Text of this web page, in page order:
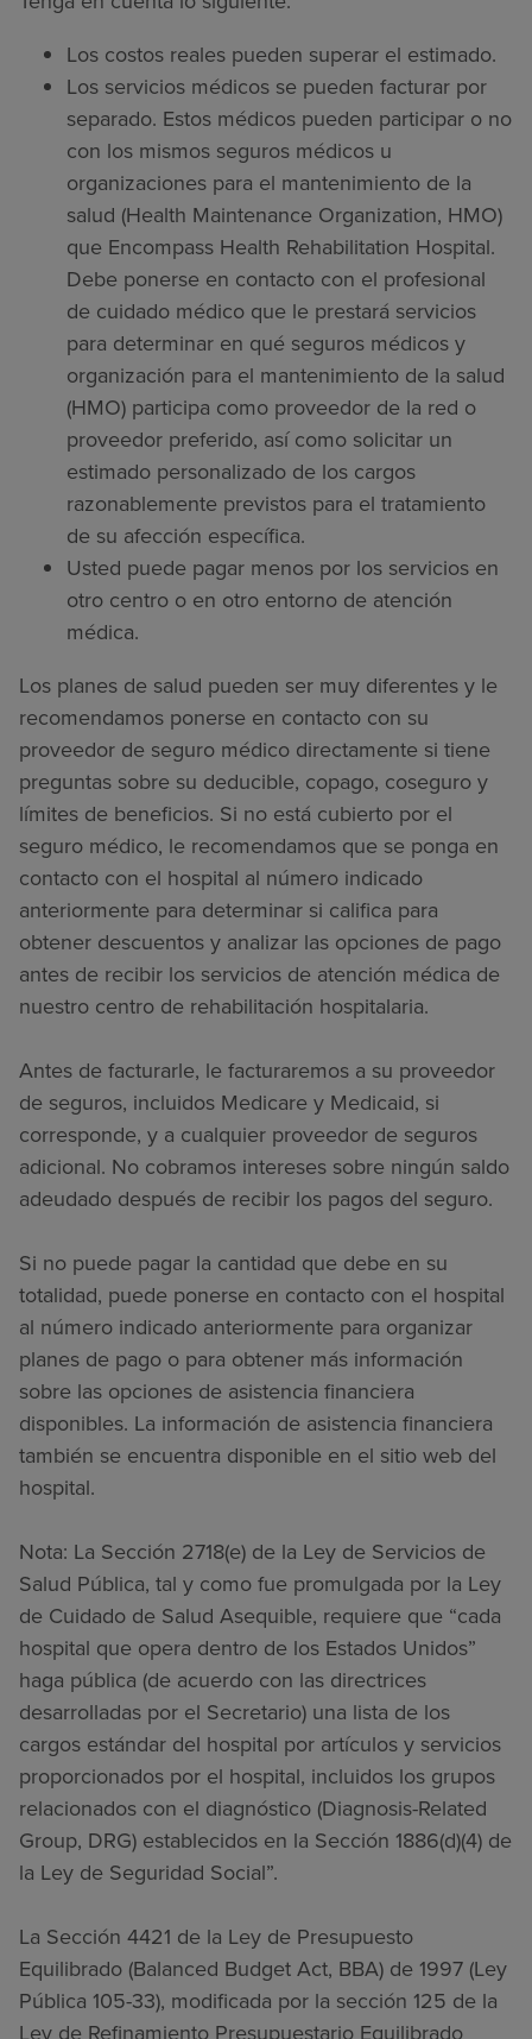
Los costos reales pueden superar el estimado.
Los servicios médicos se pueden facturar por
separado. Estos médicos pueden participar o no
con los mismos seguros médicos u
organizaciones para el mantenimiento de la
salud (Health Maintenance Organization, HMO)
que Encompass Health Rehabilitation Hospital.
Debe ponerse en contacto con el profesional
de cuidado médico que le prestará servicios
para determinar en qué seguros médicos y
organización para el mantenimiento de la salud
(HMO) participa como proveedor de la red o
proveedor preferido, así como solicitar un
estimado personalizado de los cargos
razonablemente previstos para el tratamiento
de su afección específica.
Usted puede pagar menos por los servicios en
otro centro o en otro entorno de atención
médica.
Los planes de salud pueden ser muy diferentes y le
recomendamos ponerse en contacto con su
proveedor de seguro médico directamente si tiene
preguntas sobre su deducible, copago, coseguro y
límites de beneficios. Si no está cubierto por el
seguro médico, le recomendamos que se ponga en
contacto con el hospital al número indicado
anteriormente para determinar si califica para
obtener descuentos y analizar las opciones de pago
antes de recibir los servicios de atención médica de
nuestro centro de rehabilitación hospitalaria.
Antes de facturarle, le facturaremos a su proveedor
de seguros, incluidos Medicare y Medicaid, si
corresponde, y a cualquier proveedor de seguros
adicional. No cobramos intereses sobre ningún saldo
adeudado después de recibir los pagos del seguro.
Si no puede pagar la cantidad que debe en su
totalidad, puede ponerse en contacto con el hospital
al número indicado anteriormente para organizar
planes de pago o para obtener más información
sobre las opciones de asistencia financiera
disponibles. La información de asistencia financiera
también se encuentra disponible en el sitio web del
hospital.
Nota: La Sección 2718(e) de la Ley de Servicios de
Salud Pública, tal y como fue promulgada por la Ley
de Cuidado de Salud Asequible, requiere que “cada
hospital que opera dentro de los Estados Unidos”
haga pública (de acuerdo con las directrices
desarrolladas por el Secretario) una lista de los
cargos estándar del hospital por artículos y servicios
proporcionados por el hospital, incluidos los grupos
relacionados con el diagnóstico (Diagnosis-Related
Group, DRG) establecidos en la Sección 1886(d)(4) de
la Ley de Seguridad Social”.
La Sección 4421 de la Ley de Presupuesto
Equilibrado (Balanced Budget Act, BBA) de 1997 (Ley
Pública 105-33), modificada por la sección 125 de la
Ley de Refinamiento Presupuestario Equilibrado